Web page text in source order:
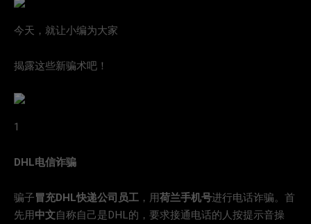
今天，就让小编为大家
揭露这些新骗术吧！
1
DHL电信诈骗
骗子冒充DHL快递公司员工 ，用荷兰手机号进行电话诈骗。首
先用中文自称自己是DHL的，要求接通电话的人按提示音操